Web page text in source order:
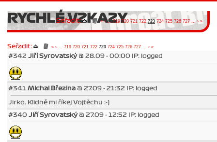
RYCHLÉ VZKAZY
Seřadit: « ‹ ... 719 720 721 722 723 724 725 726 727 › »
Seřadit: « ‹ 719 720 721 722 723 724 725 726 727 › »
#342 Jiří Syrovatský@ 28.09 - 00:00 IP: logged
#341 Michal Březina @ 27.09 - 21:32 IP: logged
Jirko. Klidně mi říkej Vojtěchu :-)
#340 Jiří Syrovatský@ 27.09 - 12:52 IP: logged